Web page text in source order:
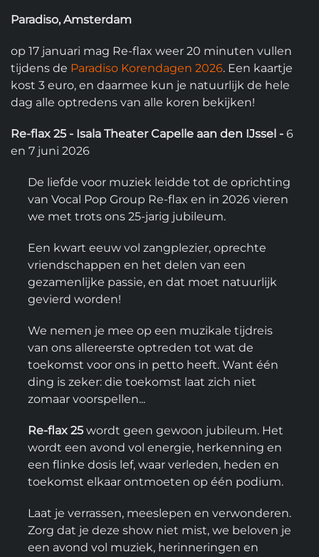
Paradiso, Amsterdam
op 17 januari mag Re-flax weer 20 minuten vullen
tijdens de Paradiso Korendagen 2026. Een kaartje
kost 3 euro, en daarmee kun je natuurlijk de hele
dag alle optredens van alle koren bekijken!
Re-flax 25 - Isala Theater Capelle aan den IJssel - 6
en 7 juni 2026
De liefde voor muziek leidde tot de oprichting
van Vocal Pop Group Re-flax en in 2026 vieren
we met trots ons 25-jarig jubileum.
Een kwart eeuw vol zangplezier, oprechte
vriendschappen en het delen van een
gezamenlijke passie, en dat moet natuurlijk
gevierd worden!
We nemen je mee op een muzikale tijdreis
van ons allereerste optreden tot wat de
toekomst voor ons in petto heeft. Want één
ding is zeker: die toekomst laat zich niet
zomaar voorspellen...
Re-flax 25 wordt geen gewoon jubileum. Het
wordt een avond vol energie, herkenning en
een flinke dosis lef, waar verleden, heden en
toekomst elkaar ontmoeten op één podium.
Laat je verrassen, meeslepen en verwonderen.
Zorg dat je deze show niet mist, we beloven je
een avond vol muziek, herinneringen en